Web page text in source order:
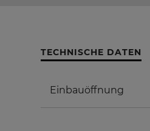
TECHNISCHE DATEN
Einbauöffnung